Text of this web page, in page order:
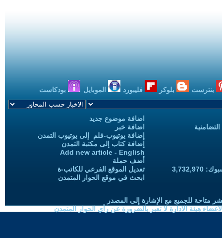
بنترست بلوكر فليبورد الموبايل بودكاست
اضافة موضوع جديد
اضافة خبر
إضافة يوتيوب-فلم إلى يوتيوب التمدن
إضافة كتاب إلى مكتبة التمدن
Add new article - English
أضف حملة
تعديل الموقع الفرعي للكاتب-ة
ابحث في موقع الحوار المتمدن
متاحة للجميع مع الإشارة إلى المصدر
هيئة الادارة لا تعبر بالضرورة عن رأي الحوار المتمدن